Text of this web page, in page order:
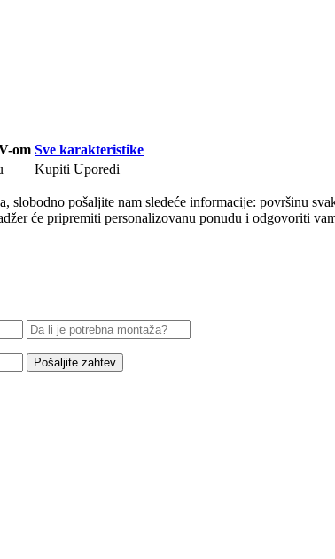
om Sve karakteristike
Kupiti Uporedi
slobodno pošaljite nam sledeće informacije: površinu
će pripremiti personalizovanu ponudu i odgovoriti
Pošaljite zahtev